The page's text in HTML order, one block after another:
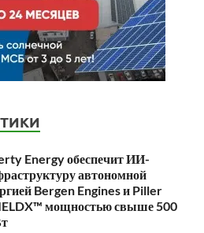
Energy обеспечит ИИ-
автономной
Bergen Engines и Piller
мощностью свыше 500